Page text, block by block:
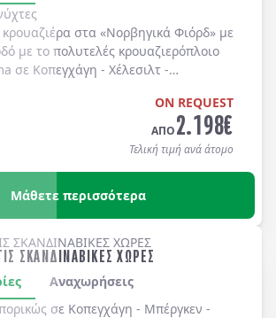
στα «Νορβηγικά Φιόρδ» με
με το πολυτελές κρουαζιερόπλοιο
σε Κοπεγχάγη - Χέλεσιλτ -
ON REQUEST
ΑΠΟ2.198€
Τελική τιμή ανά άτομο
Μάθετε περισσότερα
ΣΚΑΝΔΙΝΑΒΙΚΕΣ ΧΩΡΕΣ
Αναχωρήσεις
σε Κοπεγχάγη - Μπέργκεν -